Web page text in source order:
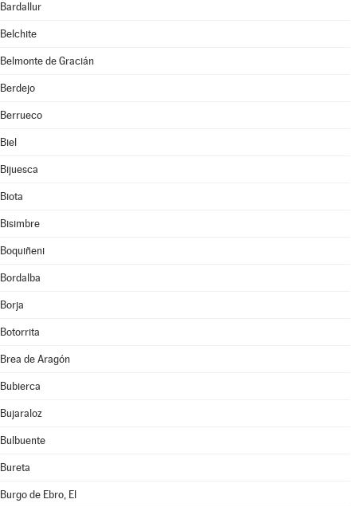
Bardallur
Belchite
Belmonte de Gracián
Berdejo
Berrueco
Biel
Bijuesca
Biota
Bisimbre
Boquiñeni
Bordalba
Borja
Botorrita
Brea de Aragón
Bubierca
Bujaraloz
Bulbuente
Bureta
Burgo de Ebro, El